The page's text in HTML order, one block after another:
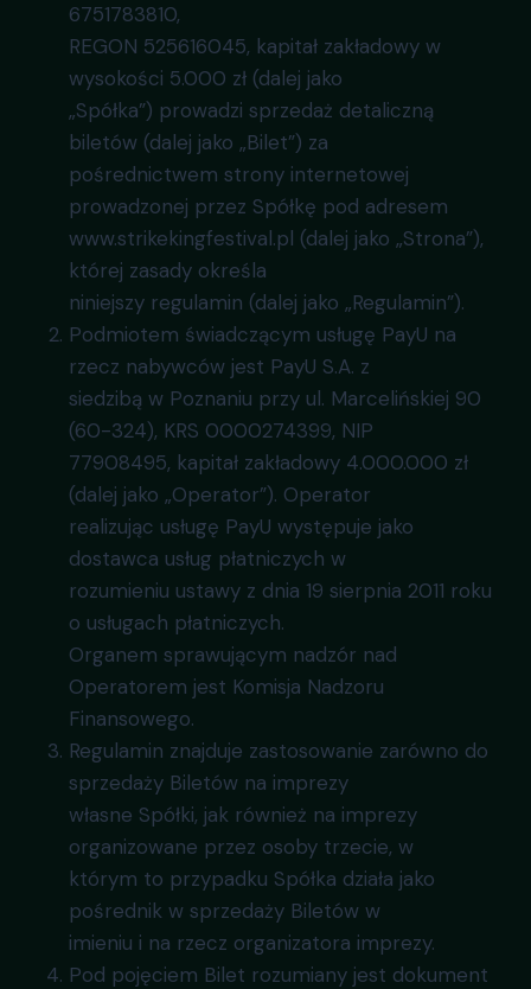
6751783810,
REGON 525616045, kapitał zakładowy w
wysokości 5.000 zł (dalej jako
„Spółka”) prowadzi sprzedaż detaliczną
biletów (dalej jako „Bilet”) za
pośrednictwem strony internetowej
prowadzonej przez Spółkę pod adresem
www.strikekingfestival.pl (dalej jako „Strona”),
której zasady określa
niniejszy regulamin (dalej jako „Regulamin”).
Podmiotem świadczącym usługę PayU na
rzecz nabywców jest PayU S.A. z
siedzibą w Poznaniu przy ul. Marcelińskiej 90
(60-324), KRS 0000274399, NIP
77908495, kapitał zakładowy 4.000.000 zł
(dalej jako „Operator”). Operator
realizując usługę PayU występuje jako
dostawca usług płatniczych w
rozumieniu ustawy z dnia 19 sierpnia 2011 roku
o usługach płatniczych.
Organem sprawującym nadzór nad
Operatorem jest Komisja Nadzoru
Finansowego.
Regulamin znajduje zastosowanie zarówno do
sprzedaży Biletów na imprezy
własne Spółki, jak również na imprezy
organizowane przez osoby trzecie, w
którym to przypadku Spółka działa jako
pośrednik w sprzedaży Biletów w
imieniu i na rzecz organizatora imprezy.
Pod pojęciem Bilet rozumiany jest dokument